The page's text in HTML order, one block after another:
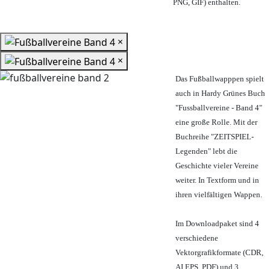
PNG, GIF) enthalten.
×
×
Das Fußballwapppen spielt
auch in Hardy Grünes Buch
"Fussballvereine - Band 4"
eine große Rolle. Mit der
Buchreihe "ZEITSPIEL-
Legenden" lebt die
Geschichte vieler Vereine
weiter. In Textform und in
ihren vielfältigen Wappen.
Im Downloadpaket sind 4
verschiedene
Vektorgrafikformate (CDR,
AI EPS, PDF) und 3